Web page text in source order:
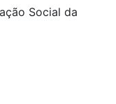
Social da